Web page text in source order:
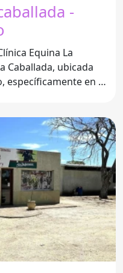
-
Equina La
específicamente en el